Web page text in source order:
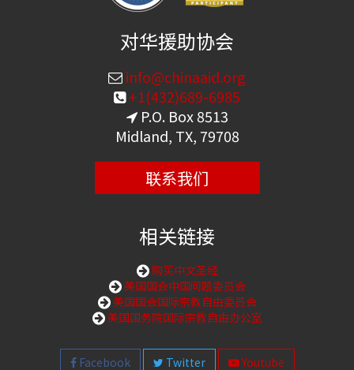
对华援助协会
info@chinaaid.org
+1(432)689-6985
P.O. Box 8513
Midland, TX, 79708
联系我们
相关链接
购买中文圣经
美国国会中国问题委员会
美国国会国际宗教自由委员会
美国国务院国际宗教自由办公室
Facebook Twitter Youtube